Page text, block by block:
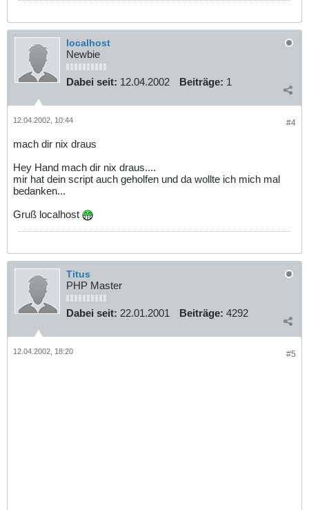
localhost
Newbie
Dabei seit: 12.04.2002 Beiträge: 1
#4
12.04.2002, 10:44
mach dir nix draus
Hey Hand mach dir nix draus....
mir hat dein script auch geholfen und da wollte ich mich mal
bedanken...
Gruß localhost
Titus
PHP Master
Dabei seit: 22.01.2001 Beiträge: 4292
#5
12.04.2002, 18:20